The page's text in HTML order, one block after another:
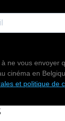
ne vous envoyer
cinéma en
et politique de